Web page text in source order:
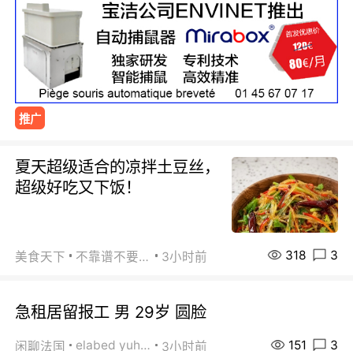
推广
夏天超级适合的凉拌土豆丝，
超级好吃又下饭！
美食天下 不靠谱不要联系 3小时前 318 3
急租居留报工 男 29岁 圆脸
闲聊法国 elabed yuhua 3小时前 151 3